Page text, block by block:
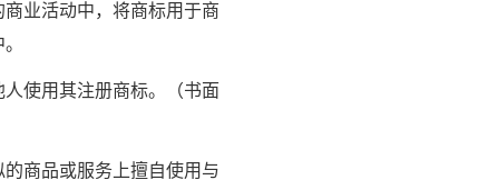
业活动中，将商标用于商
使用其注册商标。（书面
商品或服务上擅自使用与